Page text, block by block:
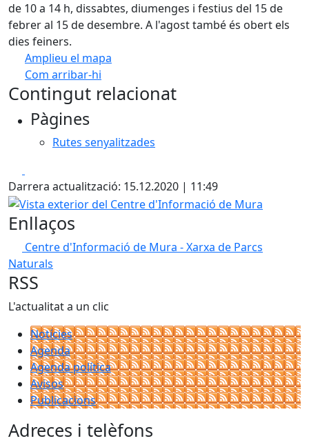
de 10 a 14 h, dissabtes, diumenges i festius del 15 de
febrer al 15 de desembre. A l'agost també és obert els
dies feiners.
Amplieu el mapa
Com arribar-hi
+
Contingut relacionat
Pàgines
Rutes senyalitzades
Darrera actualització: 15.12.2020 | 11:49
Vista exterior del Centre d'Informació de Mura
Enllaços
Centre d'Informació de Mura - Xarxa de Parcs
Naturals
RSS
L'actualitat a un clic
Notícies
Agenda
Agenda política
Avisos
Publicacions
Adreces i telèfons